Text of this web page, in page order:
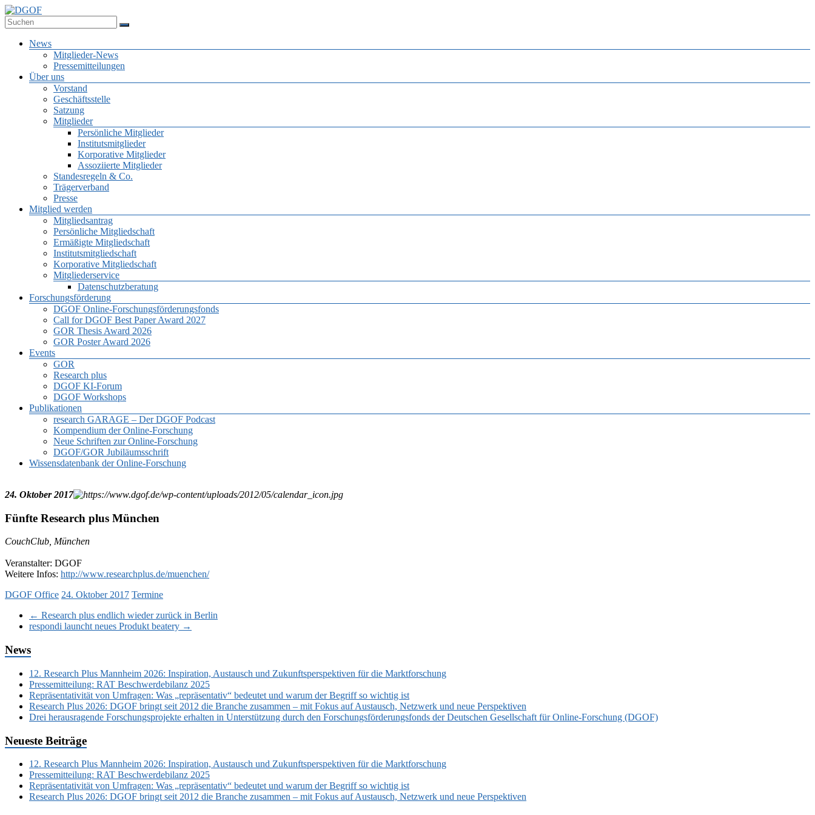
Zum
Inhalt
springen
Deutsche Gesellschaft für Online-Forschung e.V.
Menü
News
Mitglieder-News
Pressemitteilungen
Über uns
Vorstand
Geschäftsstelle
Satzung
Mitglieder
Persönliche Mitglieder
Institutsmitglieder
Korporative Mitglieder
Assoziierte Mitglieder
Standesregeln & Co.
Trägerverband
Presse
Mitglied werden
Mitgliedsantrag
Persönliche Mitgliedschaft
Ermäßigte Mitgliedschaft
Institutsmitgliedschaft
Korporative Mitgliedschaft
Mitgliederservice
Datenschutzberatung
Forschungsförderung
DGOF Online-Forschungsförderungsfonds
Call for DGOF Best Paper Award 2027
GOR Thesis Award 2026
GOR Poster Award 2026
Events
GOR
Research plus
DGOF KI-Forum
DGOF Workshops
Publikationen
research GARAGE – Der DGOF Podcast
Kompendium der Online-Forschung
Neue Schriften zur Online-Forschung
DGOF/GOR Jubiläumsschrift
Wissensdatenbank der Online-Forschung
24. Oktober 2017
Fünfte Research plus München
CouchClub, München
Veranstalter: DGOF
Weitere Infos: http://www.researchplus.de/muenchen/
DGOF Office 24. Oktober 2017 Termine
← Research plus endlich wieder zurück in Berlin
respondi launcht neues Produkt beatery →
News
12. Research Plus Mannheim 2026: Inspiration, Austausch und Zukunftsperspektiven für die Marktforschung
Pressemitteilung: RAT Beschwerdebilanz 2025
Repräsentativität von Umfragen: Was „repräsentativ“ bedeutet und warum der Begriff so wichtig ist
Research Plus 2026: DGOF bringt seit 2012 die Branche zusammen – mit Fokus auf Austausch, Netzwerk und neue Perspektiven
Drei herausragende Forschungsprojekte erhalten in Unterstützung durch den Forschungsförderungsfonds der Deutschen Gesellschaft für Online-Forschung (DGOF)
Neueste Beiträge
12. Research Plus Mannheim 2026: Inspiration, Austausch und Zukunftsperspektiven für die Marktforschung
Pressemitteilung: RAT Beschwerdebilanz 2025
Repräsentativität von Umfragen: Was „repräsentativ“ bedeutet und warum der Begriff so wichtig ist
Research Plus 2026: DGOF bringt seit 2012 die Branche zusammen – mit Fokus auf Austausch, Netzwerk und neue Perspektiven